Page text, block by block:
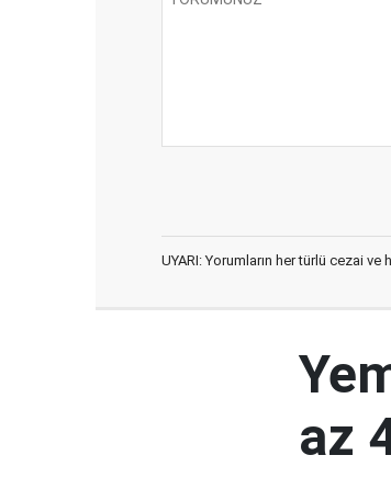
UYARI: Yorumların her türlü cezai
az